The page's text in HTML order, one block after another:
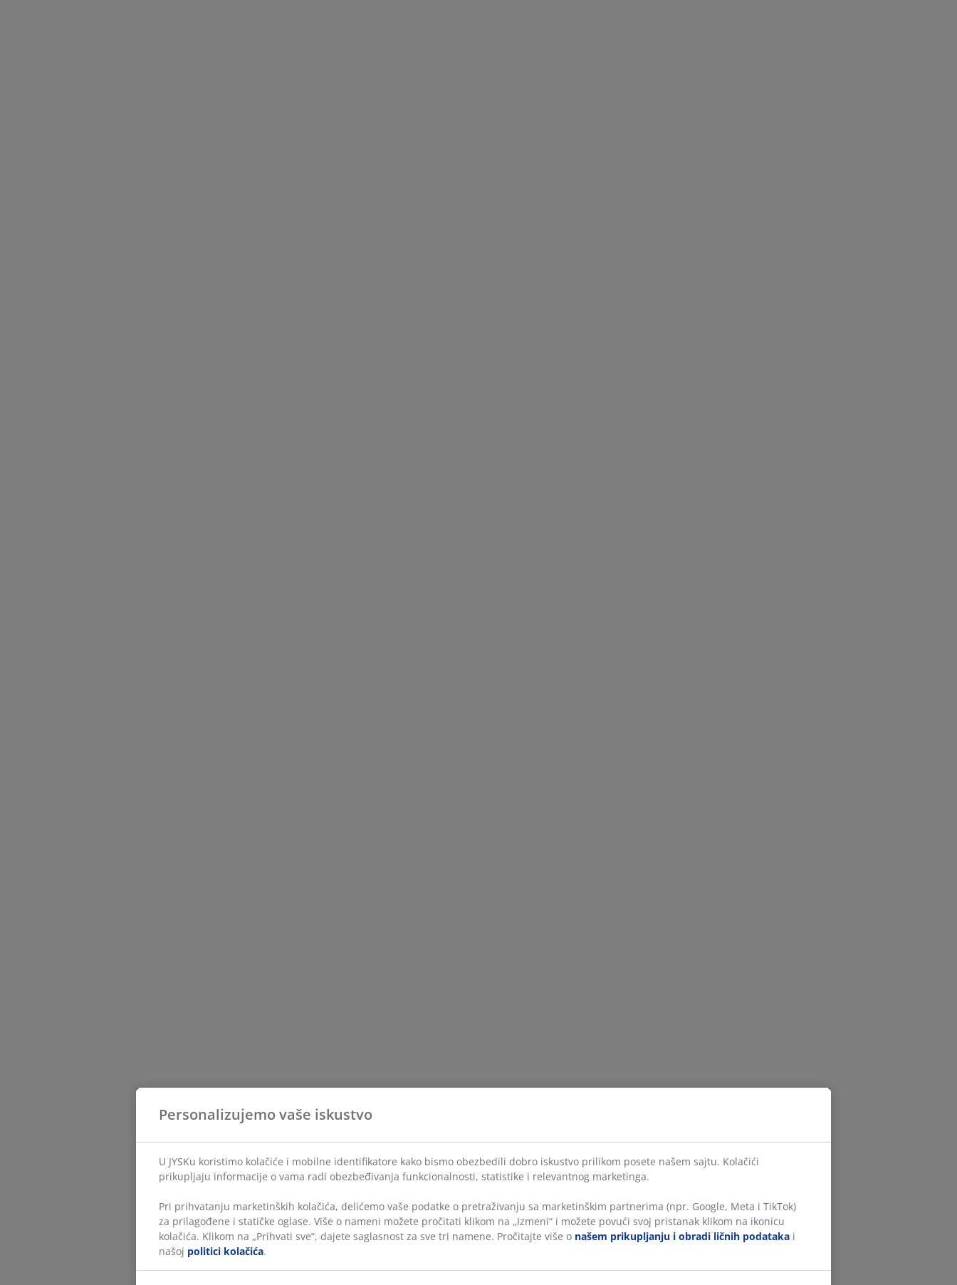
Personalizujemo vaše iskustvo
U JYSKu koristimo kolačiće i mobilne identifikatore kako bismo obezbedili dobro iskustvo prilikom posete našem sajtu. Kolačići
prikupljaju informacije o vama radi obezbeđivanja funkcionalnosti, statistike i relevantnog marketinga.
Pri prihvatanju marketinških kolačića, delićemo vaše podatke o pretraživanju sa marketinškim partnerima (npr. Google, Meta i TikTok)
za prilagođene i statičke oglase. Više o nameni možete pročitati klikom na „Izmeni“ i možete povući svoj pristanak klikom na ikonicu
kolačića. Klikom na „Prihvati sve“, dajete saglasnost za sve tri namene. Pročitajte više o našem prikupljanju i obradi ličnih podataka i
našoj politici kolačića.